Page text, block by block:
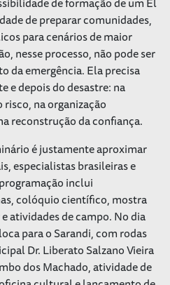
de preparar comunidades,
para cenários de maior
nesse processo, não pode ser
da emergência. Ela precisa
e depois do desastre: na
na organização
reconstrução da confiança.
é justamente aproximar
especialistas brasileiras e
inclui
colóquio científico, mostra
atividades de campo. No dia
para o Sarandi, com rodas
Dr. Liberato Salzano Vieira
dos Machado, atividade de